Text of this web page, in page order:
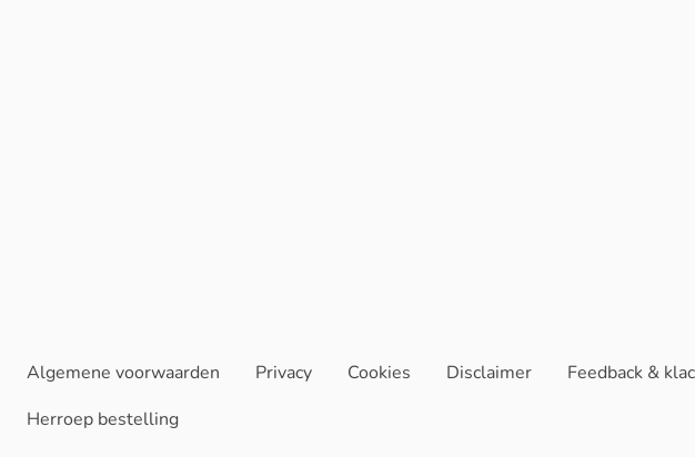
Algemene voorwaarden Privacy Cookies Disclaimer Feedback &
Herroep bestelling